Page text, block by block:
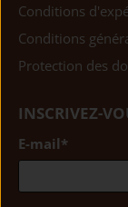
Conditions
Conditions
Protection des
INSCRIVEZ-
E-mail*